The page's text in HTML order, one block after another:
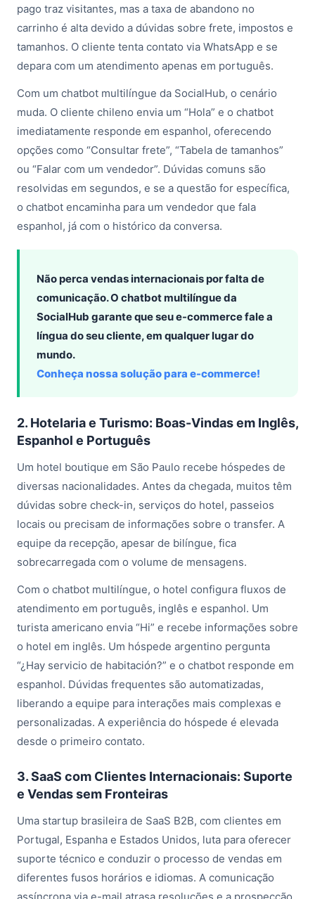
pago traz visitantes, mas a taxa de abandono no
carrinho é alta devido a dúvidas sobre frete, impostos e
tamanhos. O cliente tenta contato via WhatsApp e se
depara com um atendimento apenas em português.
Com um chatbot multilíngue da SocialHub, o cenário
muda. O cliente chileno envia um “Hola” e o chatbot
imediatamente responde em espanhol, oferecendo
opções como “Consultar frete”, “Tabela de tamanhos”
ou “Falar com um vendedor”. Dúvidas comuns são
resolvidas em segundos, e se a questão for específica,
o chatbot encaminha para um vendedor que fala
espanhol, já com o histórico da conversa.
Não perca vendas internacionais por falta de
comunicação. O chatbot multilíngue da
SocialHub garante que seu e-commerce fale a
língua do seu cliente, em qualquer lugar do
mundo.
Conheça nossa solução para e-commerce!
2. Hotelaria e Turismo: Boas-Vindas em Inglês,
Espanhol e Português
Um hotel boutique em São Paulo recebe hóspedes de
diversas nacionalidades. Antes da chegada, muitos têm
dúvidas sobre check-in, serviços do hotel, passeios
locais ou precisam de informações sobre o transfer. A
equipe da recepção, apesar de bilíngue, fica
sobrecarregada com o volume de mensagens.
Com o chatbot multilíngue, o hotel configura fluxos de
atendimento em português, inglês e espanhol. Um
turista americano envia “Hi” e recebe informações sobre
o hotel em inglês. Um hóspede argentino pergunta
“¿Hay servicio de habitación?” e o chatbot responde em
espanhol. Dúvidas frequentes são automatizadas,
liberando a equipe para interações mais complexas e
personalizadas. A experiência do hóspede é elevada
desde o primeiro contato.
3. SaaS com Clientes Internacionais: Suporte
e Vendas sem Fronteiras
Uma startup brasileira de SaaS B2B, com clientes em
Portugal, Espanha e Estados Unidos, luta para oferecer
suporte técnico e conduzir o processo de vendas em
diferentes fusos horários e idiomas. A comunicação